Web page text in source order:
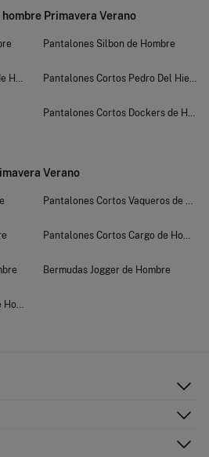
Primavera Verano
Hombre
Pantalones Silbon de Hombre
Pantalones Cortos Pedro Del Hierro
Pantalones Cortos Dockers de
Verano
Pantalones Cortos Vaqueros de
Pantalones Cortos Cargo de Hombre
Bermudas Jogger de Hombre